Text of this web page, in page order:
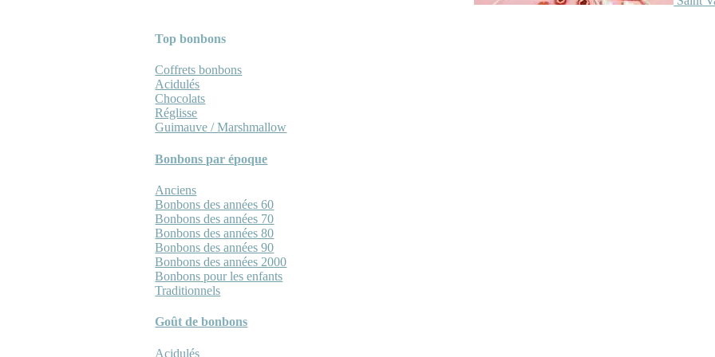
Top bonbons
Coffrets bonbons
Acidulés
Chocolats
Réglisse
Guimauve / Marshmallow
Bonbons par époque
Anciens
Bonbons des années 60
Bonbons des années 70
Bonbons des années 80
Bonbons des années 90
Bonbons des années 2000
Bonbons pour les enfants
Traditionnels
Goût de bonbons
Acidulés